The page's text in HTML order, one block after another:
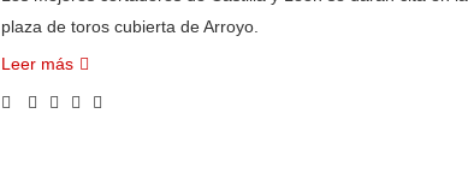
plaza de toros cubierta de Arroyo.
Leer más